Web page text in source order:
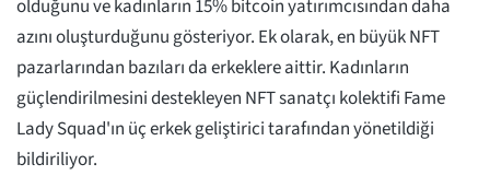
olduğunu ve kadınların 15% bitcoin yatırımcısından daha
azını oluşturduğunu gösteriyor. Ek olarak, en büyük NFT
pazarlarından bazıları da erkeklere aittir. Kadınların
güçlendirilmesini destekleyen NFT sanatçı kolektifi Fame
Lady Squad'ın üç erkek geliştirici tarafından yönetildiği
bildiriliyor.